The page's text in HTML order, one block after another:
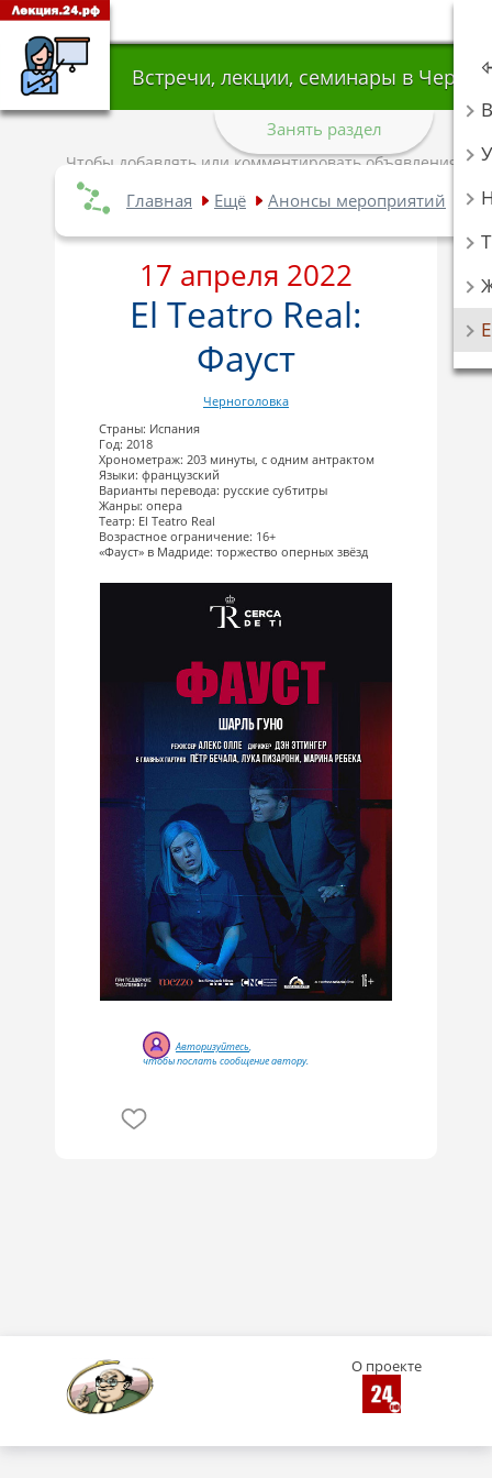
Главная Ещё Анонсы мероприятий
Встречи, лекции, семинары в
Занять раздел
Чтобы добавлять или комментировать объявления,
авторизуйтесь
17 апреля 2022
El Teatro Real:
Фауст
Черноголовка
Страны: Испания
Год: 2018
Хронометраж: 203 минуты, с одним антрактом
Языки: французский
Варианты перевода: русские субтитры
Жанры: опера
Театр: El Teatro Real
Возрастное ограничение: 16+
«Фауст» в Мадриде: торжество оперных звёзд
Авторизуйтесь,
чтобы послать сообщение автору.
О проекте